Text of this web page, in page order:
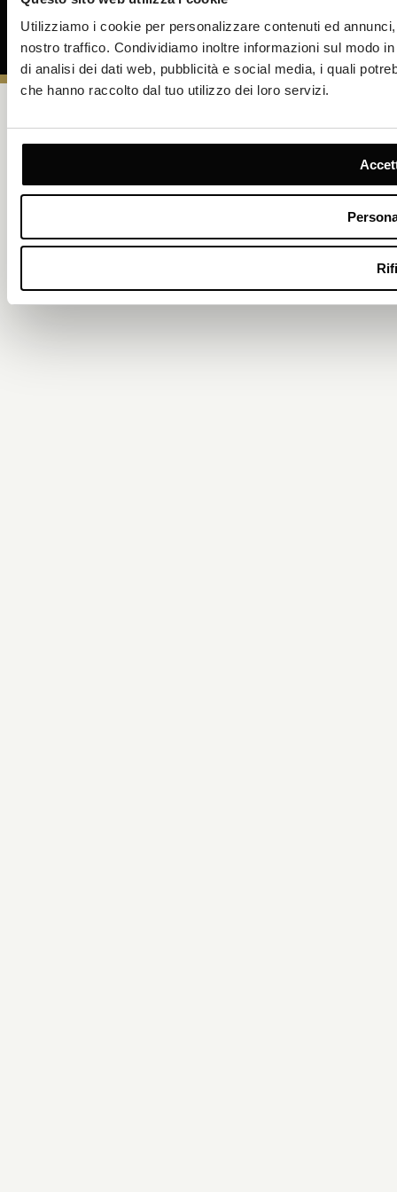
Utilizziamo i cookie per personalizzare contenuti ed
nostro traffico. Condividiamo inoltre informazioni sul modo
di analisi dei dati web, pubblicità e social media, i quali
che hanno raccolto dal tuo utilizzo dei loro servizi.
Informativa sulla privacy e sulla sicurezza dei
dati